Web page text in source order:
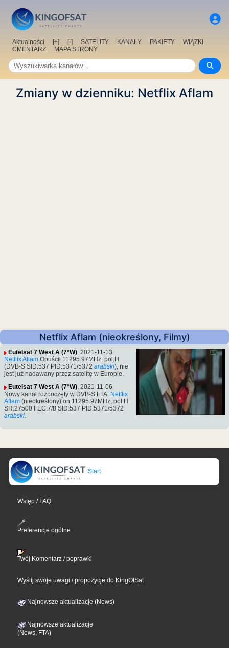
Aktualności [+] [-] SATELITY KANAŁY PAKIETY
WIĄZKI
CMENTARZ
MAPA STRONY
Zmiany w dzienniku: Netflix Aflam
Netflix Aflam (nieokreślony, Filmy)
Eutelsat 7 West A (7°W), 2021-11-13
Netflix Aflam Opuścił 11295.97MHz, pol.H
(DVB-S SID:537 PID:5371/5372 arabski), nie
jest już nadawany przez satelitę w Europie.
Eutelsat 7 West A (7°W), 2021-11-06
Nowy kanał rozpoczęty w DVB-S FTA: Netflix
Aflam (nieokreślony) on 11295.97MHz, pol.H
SR:27500 FEC:7/8 SID:537 PID:5371/5372
arabski.
Start
Wstęp / FAQ
Preferencje ogólne
Twój Komentarz / poprawki
Wyślij swoje uwagi / propozycje do KingOfSat
Najnowsze aktualizacje (News)
Najnowsze aktualizacje
(News, FTA)